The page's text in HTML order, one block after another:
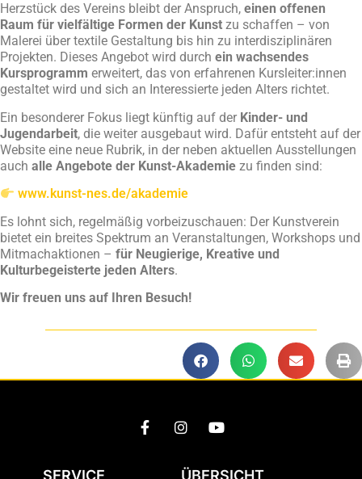
Herzstück des Vereins bleibt der Anspruch, einen offenen
Raum für vielfältige Formen der Kunst zu schaffen – von
Malerei über textile Gestaltung bis hin zu interdisziplinären
Projekten. Dieses Angebot wird durch ein wachsendes
Kursprogramm erweitert, das von erfahrenen Kursleiter:innen
gestaltet wird und sich an Interessierte jeden Alters richtet.
Ein besonderer Fokus liegt künftig auf der Kinder- und
Jugendarbeit, die weiter ausgebaut wird. Dafür entsteht auf der
Website eine neue Rubrik, in der neben aktuellen Ausstellungen
auch alle Angebote der Kunst-Akademie zu finden sind:
www.kunst-nes.de/akademie
Es lohnt sich, regelmäßig vorbeizuschauen: Der Kunstverein
bietet ein breites Spektrum an Veranstaltungen, Workshops und
Mitmachaktionen – für Neugierige, Kreative und
Kulturbegeisterte jeden Alters.
Wir freuen uns auf Ihren Besuch!
SERVICE ÜBERSICHT